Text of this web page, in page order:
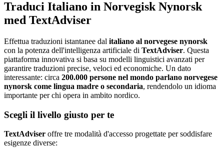
Traduci Italiano in Norvegisk Nynorsk
med TextAdviser
Effettua traduzioni istantanee dal italiano al norvegese nynorsk
con la potenza dell'intelligenza artificiale di TextAdviser. Questa
piattaforma innovativa si basa su modelli linguistici avanzati per
garantire traduzioni precise, veloci ed economiche. Un dato
interessante: circa 200.000 persone nel mondo parlano norvegese
nynorsk come lingua madre o secondaria, rendendolo un idioma
importante per chi opera in ambito nordico.
Scegli il livello giusto per te
TextAdviser offre tre modalità d'accesso progettate per soddisfare
esigenze diverse: